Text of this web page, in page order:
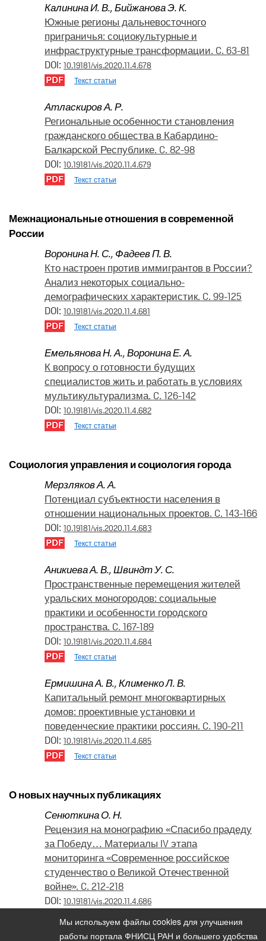
Калинина И. В.,Бийжанова Э. К.
Южные регионы дальневосточного
приграничья: социокультурные и
инфраструктурные трансформации. C. 63-81
DOI: 10.19181/vis.2020.11.4.678
Текст статьи
Атласкиров А. Р.
Региональные особенности становления
гражданского общества в Кабардино-
Балкарской Республике. C. 82-98
DOI: 10.19181/vis.2020.11.4.679
Текст статьи
Межнациональные отношения в современной
России
Воронина Н. С., Фадеев П. В.
Кто настроен против иммигрантов в России?
Анализ некоторых социально-
демографических характеристик. C. 99-125
DOI: 10.19181/vis.2020.11.4.681
Текст статьи
Емельянова Н. А.,Воронина Е. А.
К вопросу о готовности будущих
специалистов жить и работать в условиях
мультикультурализма. C. 126-142
DOI: 10.19181/vis.2020.11.4.682
Текст статьи
Социология управления и социология города
Мерзляков А. А.
Потенциал субъектности населения в
отношении национальных проектов. C. 143-166
DOI: 10.19181/vis.2020.11.4.683
Текст статьи
Аникиева А. В.,Швиндт У. С.
Пространственные перемещения жителей
уральских моногородов: социальные
практики и особенности городского
пространства. C. 167-189
DOI: 10.19181/vis.2020.11.4.684
Текст статьи
Ермишина А. В.,Клименко Л. В.
Капитальный ремонт многоквартирных
домов: проективные установки и
поведенческие практики россиян. C. 190-211
DOI: 10.19181/vis.2020.11.4.685
Текст статьи
О новых научных публикациях
Сенюткина О. Н.
Рецензия на монографию «Спасибо прадеду
за Победу… Материалы IV этапа
мониторинга «Современное российское
студенчество о Великой Отечественной
войне». C. 212-218
DOI: 10.19181/vis.2020.11.4.686
Мы используем файлы cookies для улучшения
работы портала ФНИСЦ РАН и большего удобства